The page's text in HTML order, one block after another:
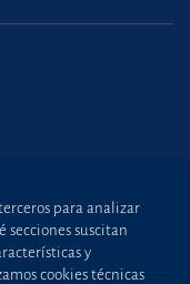
para analizar
secciones suscitan
y
cookies técnicas